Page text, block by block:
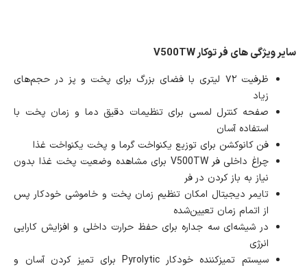
سایر ویژگی های فر توکار V500TW
ظرفیت ۷۲ لیتری با فضای بزرگ برای پخت و پز در حجم‌های
زیاد
صفحه کنترل لمسی برای تنظیمات دقیق دما و زمان پخت با
استفاده آسان
فن کانوکشن برای توزیع یکنواخت گرما و پخت یکنواخت غذا
چراغ داخلی فر V500TW برای مشاهده وضعیت پخت غذا بدون
نیاز به باز کردن در فر
تایمر دیجیتال امکان تنظیم زمان پخت و خاموشی خودکار پس
از اتمام زمان تعیین‌شده
در شیشه‌ای سه جداره برای حفظ حرارت داخلی و افزایش کارایی
انرژی
سیستم تمیزکننده خودکار Pyrolytic برای تمیز کردن آسان و